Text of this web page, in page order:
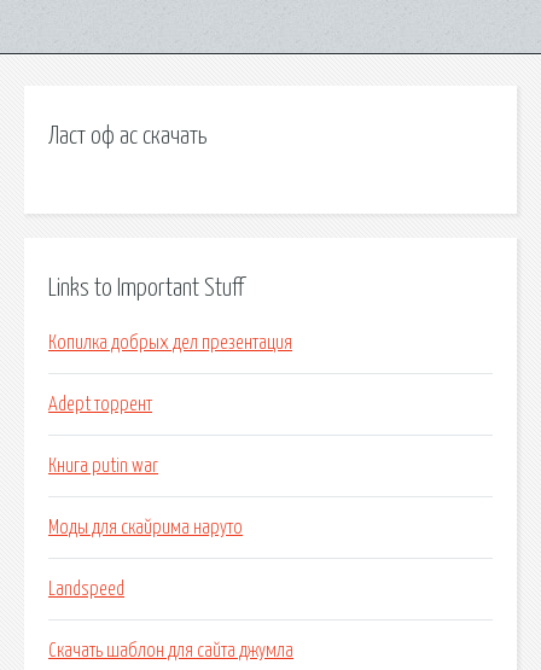
Ласт оф ас скачать
Links to Important Stuff
Копилка добрых дел презентация
Adept торрент
Книга putin war
Моды для скайрима наруто
Landspeed
Скачать шаблон для сайта джумла